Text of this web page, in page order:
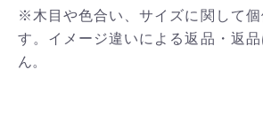
※木目や色合い、サイズに関して
す。イメージ違いによる返品・返
ん。